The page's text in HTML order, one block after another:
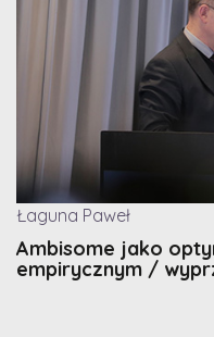
Łaguna Paweł
Ambisome jako
empirycznym /